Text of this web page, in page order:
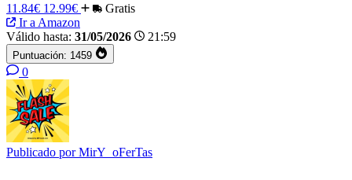
11.84€ 12.99€
Gratis
Ir a Amazon
Válido hasta: 31/05/2026 21:59
Puntuación: 1459
0
Publicado porMirY_oFerTas